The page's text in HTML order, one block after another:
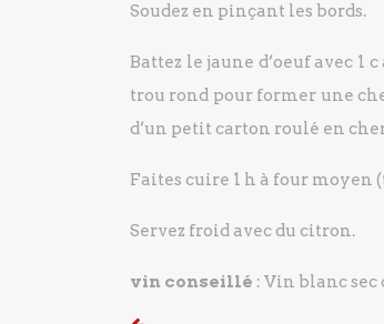
Soudez en pinçant les bords.
Battez le jaune d’oeuf avec 1
trou rond pour former une
d’un petit carton roulé en
Faites cuire 1 h à four moyen
Servez froid avec du citron.
vin conseillé : Vin blanc sec